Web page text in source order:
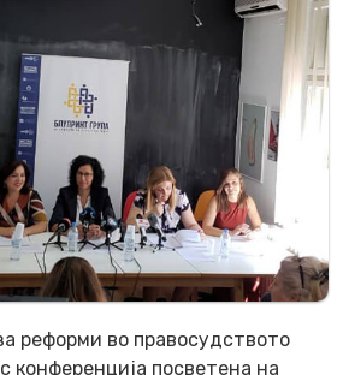
реформи во правосудството
конференција посветена на